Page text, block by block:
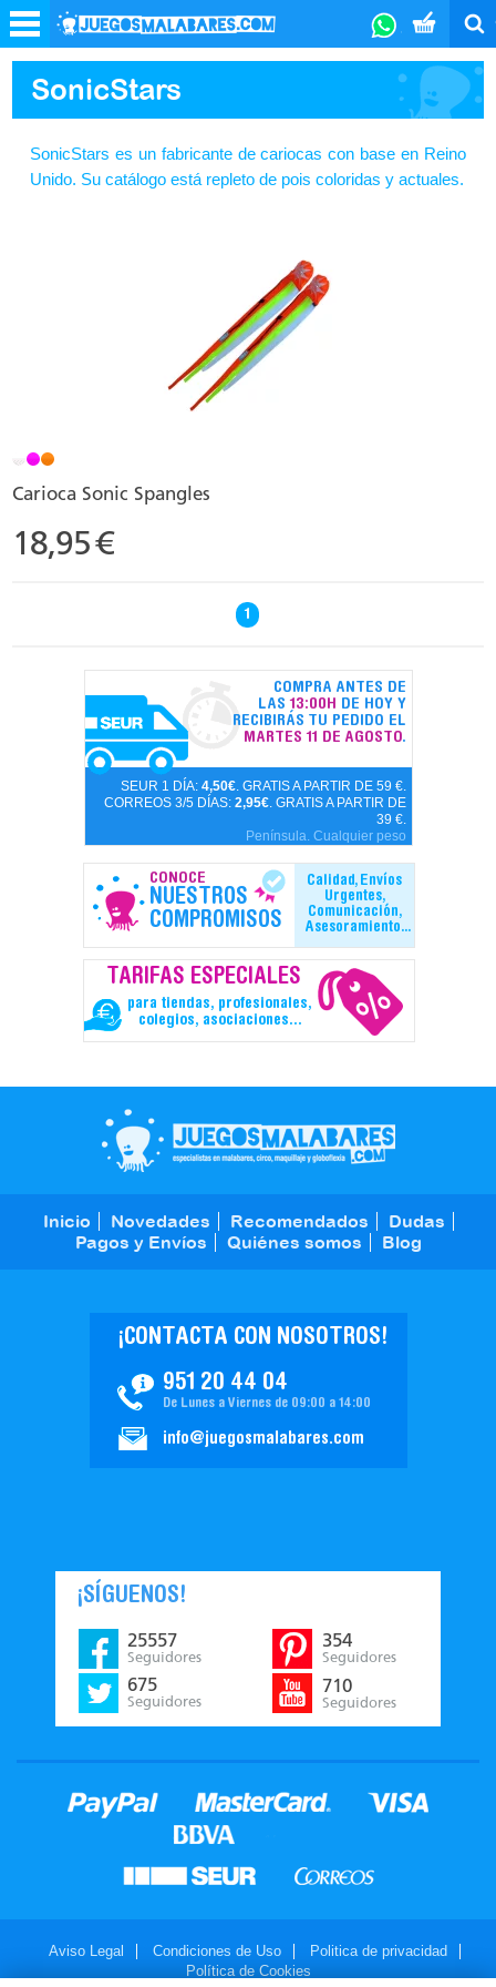
SonicStars
SonicStars es un fabricante de cariocas con base en Reino
Unido. Su catálogo está repleto de pois coloridas y actuales.
Carioca Sonic Spangles
18,95€
1
COMPRA ANTES DE
LAS13:00H DE HOY Y
RECIBIRÁS TU PEDIDO EL
MARTES 11 DE AGOSTO.
SEUR 1 DÍA: 4,50€. GRATIS A PARTIR DE 59 €.
CORREOS 3/5 DÍAS: 2,95€. GRATIS A PARTIR DE
39 €.
Península. Cualquier peso
CONOCE
NUESTROS
COMPROMISOS
Calidad, Envíos
Urgentes,
Comunicación,
Asesoramiento...
TARIFAS ESPECIALES
para tiendas, profesionales,
colegios, asociaciones...
Inicio Novedades Recomendados
Dudas
Pagos y Envíos
Quiénes somos Blog
951 20 44 04
¡CONTACTA CON NOSOTROS!
De Lunes a Viernes de 09:00 a 14:00
info@juegosmalabares.com
¡SÍGUENOS!
25557
Seguidores
675
Seguidores
354
Seguidores
710
Seguidores
Aviso Legal Condiciones de Uso
Politica de privacidad
Política de Cookies